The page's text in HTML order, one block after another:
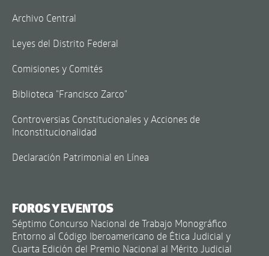
Archivo Central
Leyes del Distrito Federal
Comisiones y Comités
Biblioteca "Francisco Zarco"
Controversias Constitucionales y Acciones de
Inconstitucionalidad
Declaración Patrimonial en Línea
FOROS Y EVENTOS
Séptimo Concurso Nacional de Trabajo Monográfico
Entorno al Código Iberoamericano de Ética Judicial y
Cuarta Edición del Premio Nacional al Mérito Judicial